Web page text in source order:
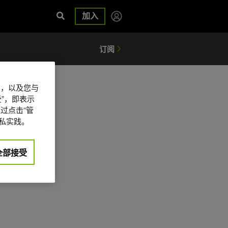
加入
以及您与
，即表示
点击“管
实践。
部接受